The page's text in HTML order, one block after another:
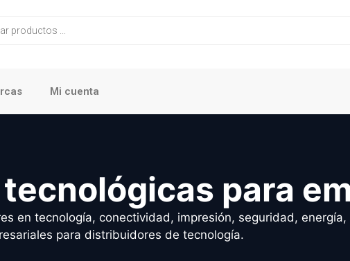
Mi cuenta
para
en tecnología, conectividad, impresión, seguridad, energía,
para distribuidores de tecnología.